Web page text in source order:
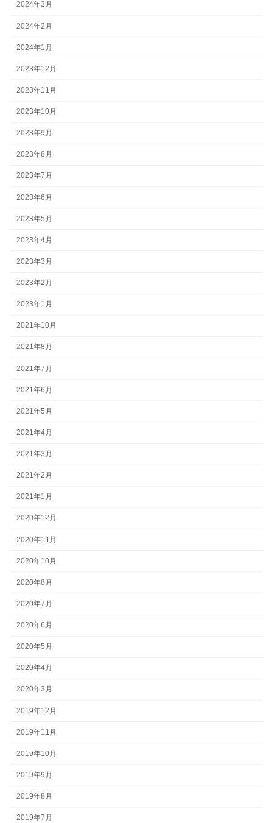
2024年3月
2024年2月
2024年1月
2023年12月
2023年11月
2023年10月
2023年9月
2023年8月
2023年7月
2023年6月
2023年5月
2023年4月
2023年3月
2023年2月
2023年1月
2021年10月
2021年8月
2021年7月
2021年6月
2021年5月
2021年4月
2021年3月
2021年2月
2021年1月
2020年12月
2020年11月
2020年10月
2020年8月
2020年7月
2020年6月
2020年5月
2020年4月
2020年3月
2019年12月
2019年11月
2019年10月
2019年9月
2019年8月
2019年7月